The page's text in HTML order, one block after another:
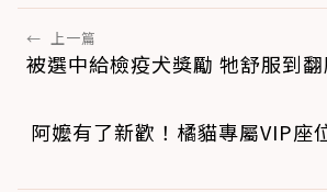
← 上一篇
被選中給檢疫犬獎勵 牠舒服到
阿嬤有了新歡！橘貓專屬VIP座